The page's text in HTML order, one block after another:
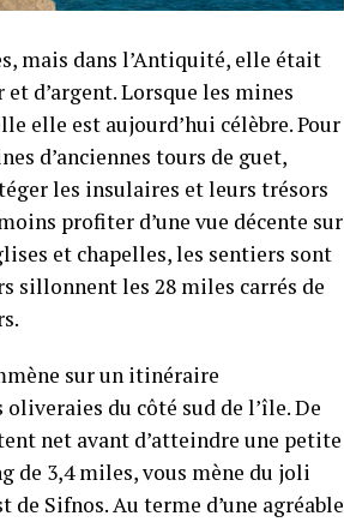
mais dans l’Antiquité, elle était
et d’argent. Lorsque les mines
elle est aujourd’hui célèbre. Pour
d’anciennes tours de guet,
les insulaires et leurs trésors
profiter d’une vue décente sur
et chapelles, les sentiers sont
sillonnent les 28 miles carrés de
sur un itinéraire
du côté sud de l’île. De
net avant d’atteindre une petite
de 3,4 miles, vous mène du joli
Sifnos. Au terme d’une agréable